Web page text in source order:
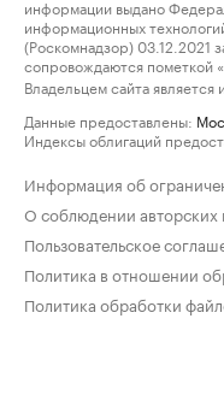
информации выдано
информационных
(Роскомнадзор)
сопровождаются пометкой
Владельцем сайта является
Данные предоставлены:
Индексы облигаций
Информация об
О соблюдении авторских
Пользовательское
Политика в отношении
Политика обработки